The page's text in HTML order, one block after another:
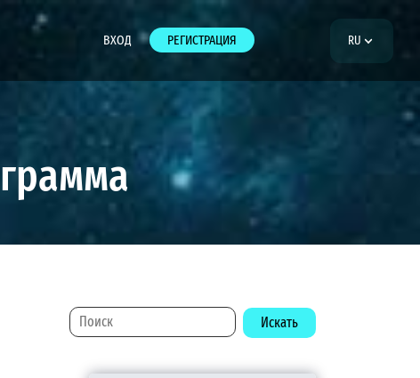
ВХОД РЕГИСТРАЦИЯ RU